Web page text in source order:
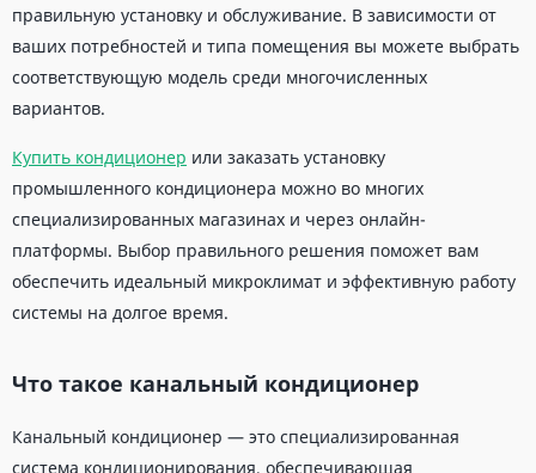
правильную установку и обслуживание. В зависимости от
ваших потребностей и типа помещения вы можете выбрать
соответствующую модель среди многочисленных
вариантов.
Купить кондиционер или заказать установку
промышленного кондиционера можно во многих
специализированных магазинах и через онлайн-
платформы. Выбор правильного решения поможет вам
обеспечить идеальный микроклимат и эффективную работу
системы на долгое время.
Что такое канальный кондиционер
Канальный кондиционер — это специализированная
система кондиционирования, обеспечивающая